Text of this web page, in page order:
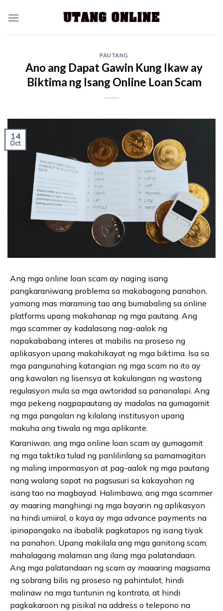
PAUTANG
Ano ang Dapat Gawin Kung Ikaw ay
Biktima ng Isang Online Loan Scam
14
Oct
Ang mga online loan scam ay naging isang
pangkaraniwang problema sa makabagong panahon,
yamang mas maraming tao ang bumabaling sa online
platforms upang makahanap ng mga pautang. Ang
mga scammer ay kadalasang nag-aalok ng
napakababang interes at mabilis na proseso ng
aplikasyon upang makahikayat ng mga biktima. Isa sa
mga pangunahing katangian ng mga scam na ito ay
ang kawalan ng lisensya at kakulangan ng wastong
regulasyon mula sa mga awtoridad sa pananalapi. Ang
mga pekeng nagpapautang ay madalas na gumagamit
ng mga pangalan ng kilalang institusyon upang
makuha ang tiwala ng mga aplikante.
Karaniwan, ang mga online loan scam ay gumagamit
ng mga taktika tulad ng panlilinlang sa pamamagitan
ng maling impormasyon at pag-aalok ng mga pautang
nang walang sapat na pagsusuri sa kakayahan ng
isang tao na magbayad. Halimbawa, ang mga scammer
ay maaring manghingi ng mga bayarin ng aplikasyon
na hindi umiiral, o kaya ay mga advance payments na
ipinapangako na ibabalik pagkatapos ng isang tiyak
na panahon. Upang makilala ang mga ganitong scam,
mahalagang malaman ang ilang mga palatandaan.
Ang mga palatandaan ng scam ay maaaring magsama
ng sobrang bilis ng proseso ng pahintulot, hindi
malinaw na mga tuntunin ng kontrata, at hindi
pagkakaroon ng pisikal na address o telepono na